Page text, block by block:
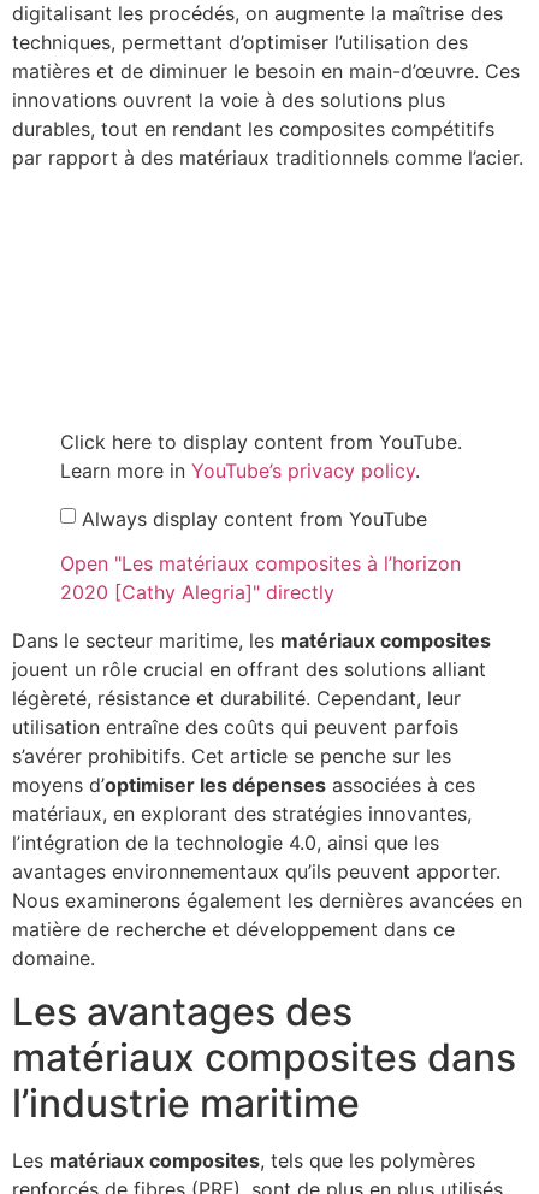
digitalisant les procédés, on augmente la maîtrise des
techniques, permettant d’optimiser l’utilisation des
matières et de diminuer le besoin en main-d’œuvre. Ces
innovations ouvrent la voie à des solutions plus
durables, tout en rendant les composites compétitifs
par rapport à des matériaux traditionnels comme l’acier.
Click here to display content from YouTube.
Learn more in YouTube’s privacy policy.
Always display content from YouTube
Open "Les matériaux composites à l’horizon
2020 [Cathy Alegria]" directly
Dans le secteur maritime, les matériaux composites
jouent un rôle crucial en offrant des solutions alliant
légèreté, résistance et durabilité. Cependant, leur
utilisation entraîne des coûts qui peuvent parfois
s’avérer prohibitifs. Cet article se penche sur les
moyens d’optimiser les dépenses associées à ces
matériaux, en explorant des stratégies innovantes,
l’intégration de la technologie 4.0, ainsi que les
avantages environnementaux qu’ils peuvent apporter.
Nous examinerons également les dernières avancées en
matière de recherche et développement dans ce
domaine.
Les avantages des
matériaux composites dans
l’industrie maritime
Les matériaux composites, tels que les polymères
renforcés de fibres (PRF), sont de plus en plus utilisés